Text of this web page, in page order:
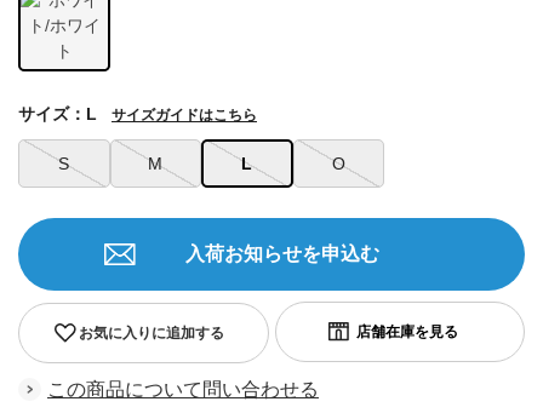
S M L O
サイズ：L サイズガイドはこちら
お気に入りに追加する
入荷お知らせを申込む
この商品について問い合わせる